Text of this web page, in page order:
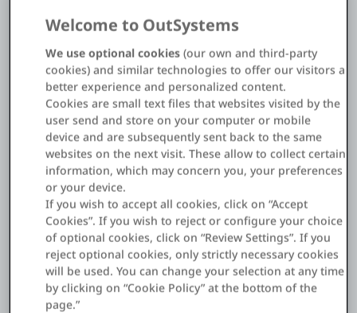
ソリューション
開発者
OutSystemsについて
ログイン
無償トライアル
お問い合わせ
Welcome to OutSystems
We use optional cookies (our own and third-party
cookies) and similar technologies to offer our visitors a
better experience and personalized content.
Cookies are small text files that websites visited by the
user send and store on your computer or mobile
device and are subsequently sent back to the same
websites on the next visit. These allow to collect certain
information, which may concern you, your preferences
or your device.
If you wish to accept all cookies, click on “Accept
Cookies”. If you wish to reject or configure your choice
of optional cookies, click on “Review Settings”. If you
reject optional cookies, only strictly necessary cookies
will be used. You can change your selection at any time
by clicking on “Cookie Policy” at the bottom of the
page.”